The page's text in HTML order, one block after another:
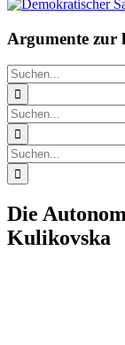
Argumente zur
Suche
nach:
Suche
nach:
Suche
nach:
Die
Kulikovska